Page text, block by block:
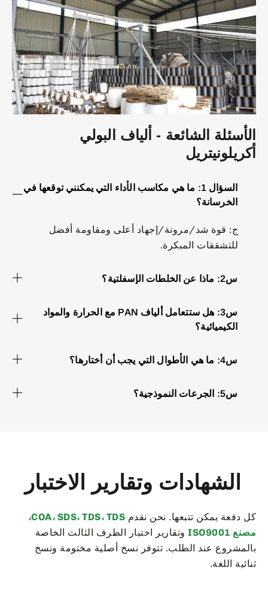
الأسئلة الشائعة - ألياف البولي
أكريلونيتريل
السؤال 1: ما هي مكاسب الأداء التي يمكنني توقعها في
الخرسانة؟
ج: قوة شد/مرونة/إجهاد أعلى ومقاومة أفضل
للتشققات المبكرة.
س2: ماذا عن الخلطات الإسفلتية؟
س3: هل ستتعامل ألياف PAN مع الحرارة والمواد
الكيميائية؟
س4: ما هي الأطوال التي يجب أن أختارها؟
س5: الجرعات النموذجية؟
الشهادات وتقارير الاختبار
كل دفعة يمكن تتبعها. نحن نقدم
COA، SDS، TDS، TDS،
مصنع ISO9001
وتقارير اختبار الطرف الثالث الخاصة
بالمشروع عند الطلب. تتوفر نسخ أصلية مختومة ونسخ
ثنائية اللغة.